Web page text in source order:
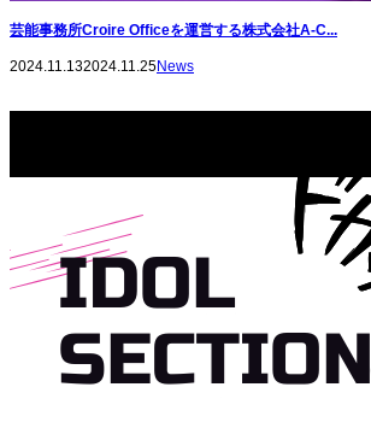
芸能事務所Croire Officeを運営する株式会社A-C...
2024.11.132024.11.25News